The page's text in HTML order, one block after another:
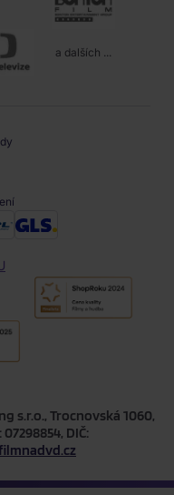
a dalších ...
s.r.o., Trocnovská 1060,
DIČ: